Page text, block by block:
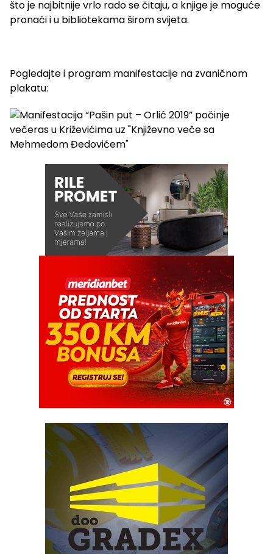
što je najbitnije vrlo rado se čitaju, a knjige je moguće
pronaći i u bibliotekama širom svijeta.
Pogledajte i program manifestacije na zvaničnom
plakatu: